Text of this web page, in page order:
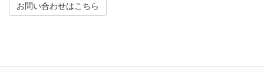
お問い合わせはこちら